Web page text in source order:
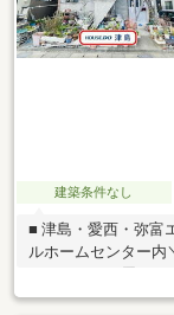
建築条件なし
■ 津島・愛西・弥
ルホームセンター
決！ネットに掲載